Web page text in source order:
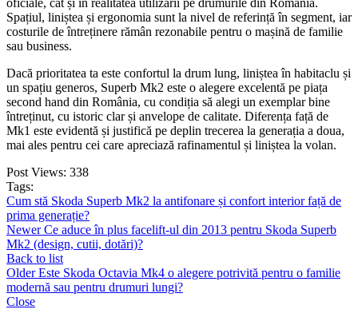
Spațiul, liniștea și ergonomia sunt la nivel de referință în segment, iar
costurile de întreținere rămân rezonabile pentru o mașină de familie
sau business.
Dacă prioritatea ta este confortul la drum lung, liniștea în habitaclu și
un spațiu generos, Superb Mk2 este o alegere excelentă pe piața
second hand din România, cu condiția să alegi un exemplar bine
întreținut, cu istoric clar și anvelope de calitate. Diferența față de
Mk1 este evidentă și justifică pe deplin trecerea la generația a doua,
mai ales pentru cei care apreciază rafinamentul și liniștea la volan.
Post Views: 338
Tags:
Cum stă Skoda Superb Mk2 la antifonare și confort interior față de
prima generație?
Newer Ce aduce în plus facelift-ul din 2013 pentru Skoda Superb
Mk2 (design, cutii, dotări)?
Back to list
Older Este Skoda Octavia Mk4 o alegere potrivită pentru o familie
modernă sau pentru drumuri lungi?
Close